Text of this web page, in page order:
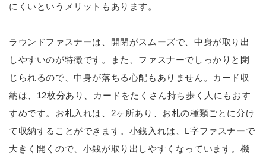
にくいというメリットもあります。
ラウンドファスナーは、開閉がスムーズで、中身が取り出
しやすいのが特徴です。また、ファスナーでしっかりと閉
じられるので、中身が落ちる心配もありません。カード収
納は、12枚分あり、カードをたくさん持ち歩く人にもおす
すめです。お札入れは、2ヶ所あり、お札の種類ごとに分け
て収納することができます。小銭入れは、L字ファスナーで
大きく開くので、小銭が取り出しやすくなっています。機